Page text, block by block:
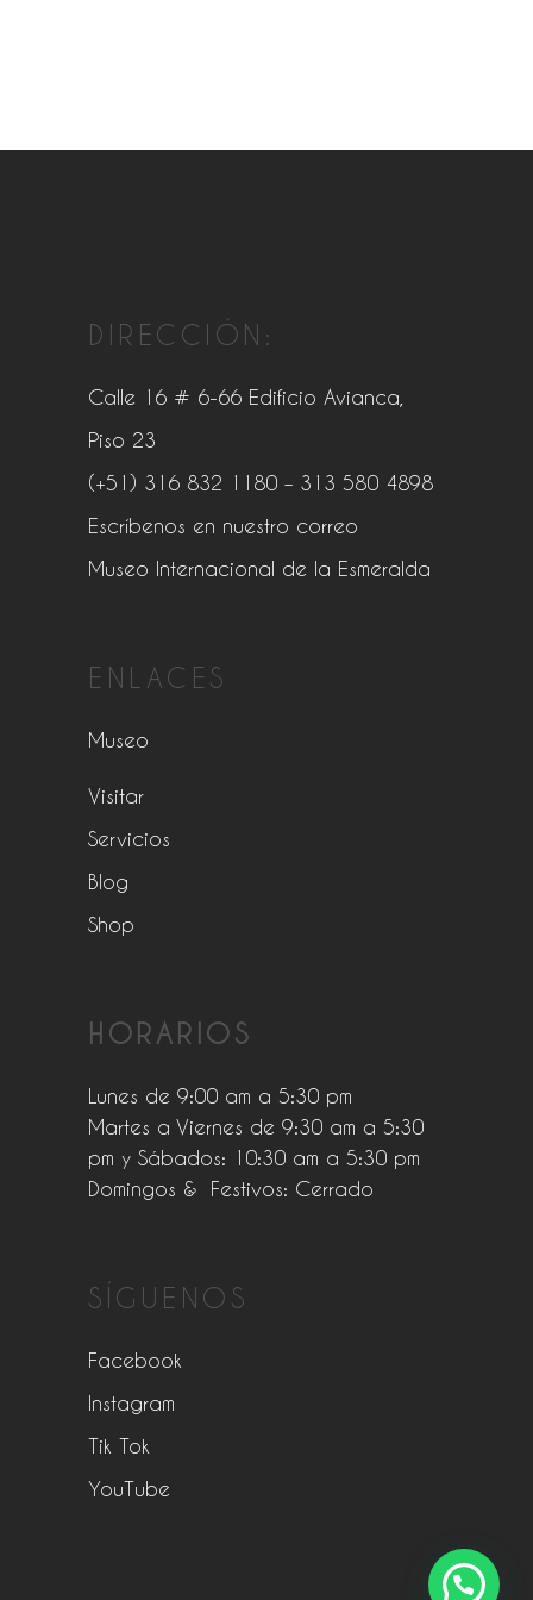
DIRECCIÓN:
Calle 16 # 6-66 Edificio Avianca,
Piso 23
(+51) 316 832 1180 – 313 580 4898
Escríbenos en nuestro correo
Museo Internacional de la Esmeralda
ENLACES
Museo
Visitar
Servicios
Blog
Shop
HORARIOS
Lunes de 9:00 am a 5:30 pm
Martes a Viernes de 9:30 am a 5:30
pm y Sábados: 10:30 am a 5:30 pm
Domingos & Festivos: Cerrado
SÍGUENOS
Facebook
Instagram
Tik Tok
YouTube